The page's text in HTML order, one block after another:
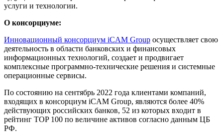
услуги и технологии.
О консорциуме:
Инновационный консорциум iCAM Group осуществляет свою
деятельность в области банковских и финансовых
информационных технологий, создает и продвигает
комплексные программно-технические решения и системные
операционные сервисы.
По состоянию на сентябрь 2022 года клиентами компаний,
входящих в консорциум iCAM Group, являются более 40%
действующих российских банков, 52 из которых входит в
рейтинг TOP 100 по величине активов согласно данным ЦБ
РФ.